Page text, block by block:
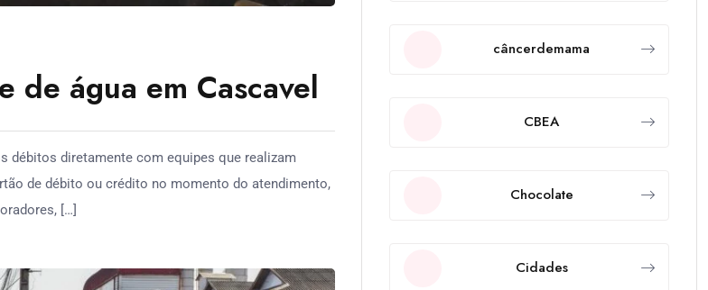
de água em Cascavel
débitos diretamente com equipes que realizam
de débito ou crédito no momento do atendimento,
[…]
câncerdemama
CBEA
Chocolate
Cidades